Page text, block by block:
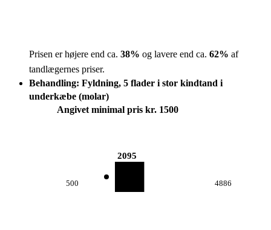
Prisen er højere end ca. 38% og lavere end ca. 62% af
tandlægernes priser.
Behandling: Fyldning, 5 flader i stor kindtand i
underkæbe (molar)
Angivet minimal pris kr. 1500
500
2095
4886